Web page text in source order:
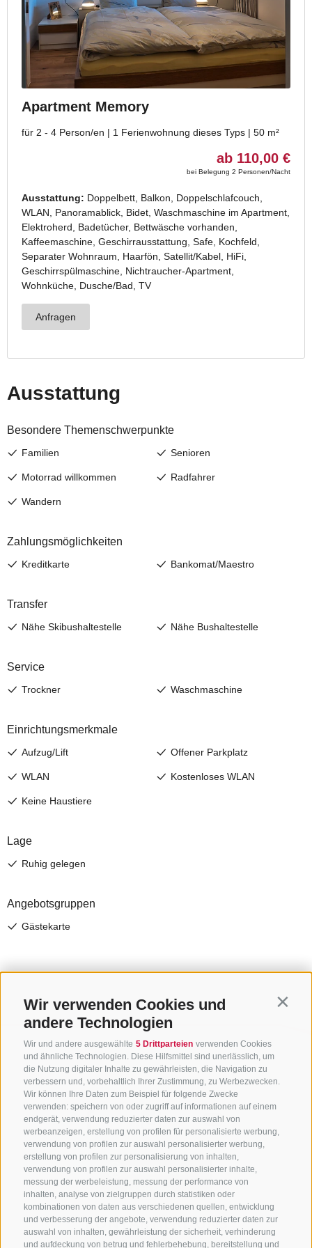
Wir verwenden Cookies und
andere Technologien
Wir und andere ausgewählte 5 Drittparteien verwenden Cookies
und ähnliche Technologien. Diese Hilfsmittel sind unerlässlich, um
die Nutzung digitaler Inhalte zu gewährleisten, die Navigation zu
verbessern und, vorbehaltlich Ihrer Zustimmung, zu Werbezwecken.
Wir können Ihre Daten zum Beispiel für folgende Zwecke
verwenden: speichern von oder zugriff auf informationen auf einem
endgerät, verwendung reduzierter daten zur auswahl von
werbeanzeigen, erstellung von profilen für personalisierte werbung,
verwendung von profilen zur auswahl personalisierter werbung,
erstellung von profilen zur personalisierung von inhalten,
verwendung von profilen zur auswahl personalisierter inhalte,
messung der werbeleistung, messung der performance von
inhalten, analyse von zielgruppen durch statistiken oder
kombinationen von daten aus verschiedenen quellen, entwicklung
und verbesserung der angebote, verwendung reduzierter daten zur
auswahl von inhalten, gewährleistung der sicherheit, verhinderung
und aufdeckung von betrug und fehlerbehebung, bereitstellung und
KONTAKTIERE UNS